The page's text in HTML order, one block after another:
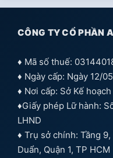
CÔNG TY CỔ PHẦN
♦ Mã số thuế:
♦ Ngày cấp: Ngày 12/
♦ Nơi cấp: Sở Kế
♦Giấy phép Lữ hành:
LHND
♦ Trụ sở chính: Tầng
Duẩn, Quận 1, TP HCM